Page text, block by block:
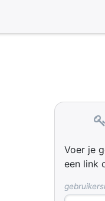
Voer je
een link